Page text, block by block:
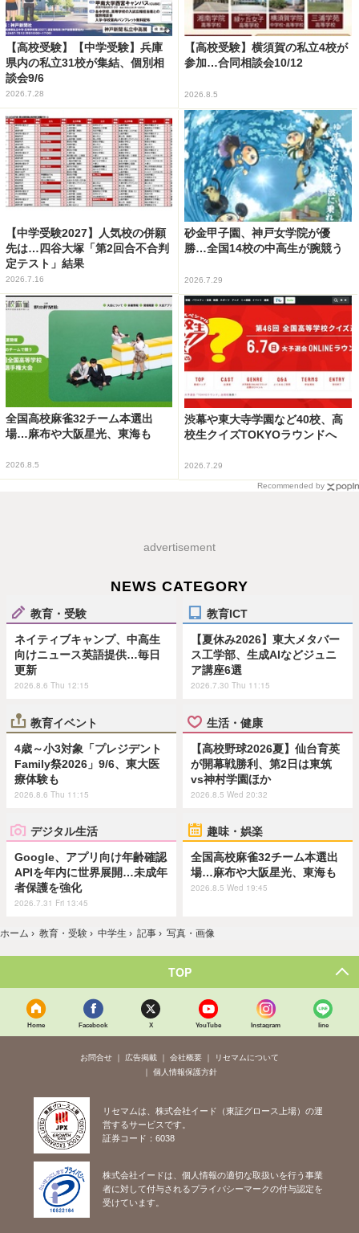
【高校受験】【中学受験】兵庫
県内の私立31校が集結、個別相
談会9/6
2026.7.28
【高校受験】横須賀の私立4校が
参加…合同相談会10/12
2026.8.5
【中学受験2027】人気校の併願
先は…四谷大塚「第2回合不合判
定テスト」結果
2026.7.16
砂金甲子園、神戸女学院が優
勝…全国14校の中高生が腕競う
2026.7.29
全国高校麻雀32チーム本選出
場…麻布や大阪星光、東海も
2026.8.5
渋幕や東大寺学園など40校、高
校生クイズTOKYOラウンドへ
2026.7.29
Recommended by
advertisement
NEWS CATEGORY
教育・受験
ネイティブキャンプ、中高生
向けニュース英語提供…毎日
更新
2026.8.6 Thu 12:15
教育ICT
【夏休み2026】東大メタバー
ス工学部、生成AIなどジュニ
ア講座6選
2026.7.30 Thu 11:15
教育イベント
4歳～小3対象「プレジデント
Family祭2026」9/6、東大医
療体験も
2026.8.6 Thu 11:15
生活・健康
【高校野球2026夏】仙台育英
が開幕戦勝利、第2日は東筑
vs神村学園ほか
2026.8.5 Wed 20:32
デジタル生活
Google、アプリ向け年齢確認
APIを年内に世界展開…未成年
者保護を強化
2026.7.31 Fri 13:45
趣味・娯楽
全国高校麻雀32チーム本選出
場…麻布や大阪星光、東海も
2026.8.5 Wed 19:45
ホーム › 教育・受験 › 中学生 › 記事 › 写真・画像
TOP
Home Facebook X YouTube Instagram line
お問合せ 広告掲載 会社概要
リセマムについて
個人情報保護方針
リセマムは、株式会社イード（東証グロース上場）の運
営するサービスです。
証券コード：6038
株式会社イードは、個人情報の適切な取扱いを行う事業
者に対して付与されるプライバシーマークの付与認定を
受けています。